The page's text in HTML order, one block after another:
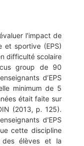
l'impact de
et sportive (EPS)
difficulté scolaire
group de 90
d’EPS
minimum de 5
était faite sur
(2013, p. 125).
d'EPS
cette discipline
des élèves et la